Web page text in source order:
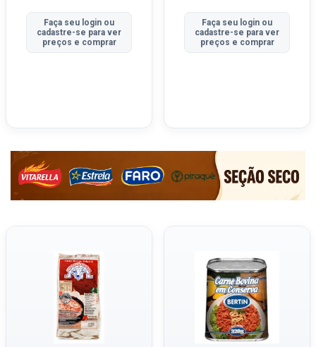
Faça seu login ou
cadastre-se para ver
preços e comprar
Faça seu login ou
cadastre-se para ver
preços e comprar